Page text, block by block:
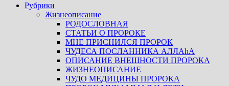
Рубрики
Жизнеописание
РОДОСЛОВНАЯ
СТАТЬИ О ПРОРОКЕ
МНЕ ПРИСНИЛСЯ ПРОРОК
ЧУДЕСА ПОСЛАННИКА АЛЛАhА
ОПИСАНИЕ ВНЕШНОСТИ ПРОРОКА
ЖИЗНЕОПИСАНИЕ
ЧУДО МЕДИЦИНЫ ПРОРОКА